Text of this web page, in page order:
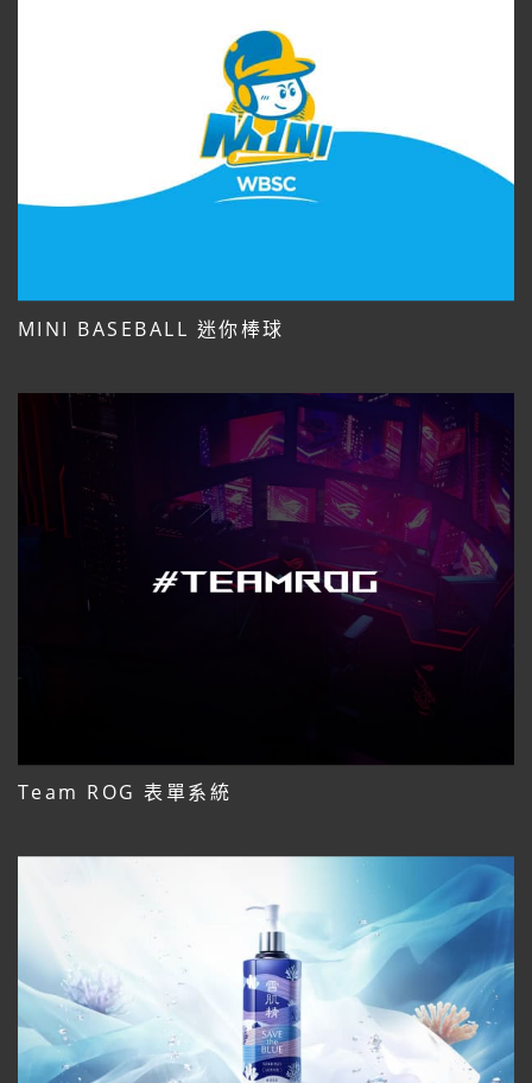
MINI BASEBALL 迷你棒球
Team ROG 表單系統